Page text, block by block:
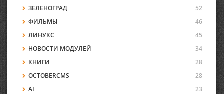
ЗЕЛЕНОГРАД
52
ФИЛЬМЫ
46
ЛИНУКС
45
НОВОСТИ МОДУЛЕЙ
34
КНИГИ
28
OCTOBERCMS
28
AI
23